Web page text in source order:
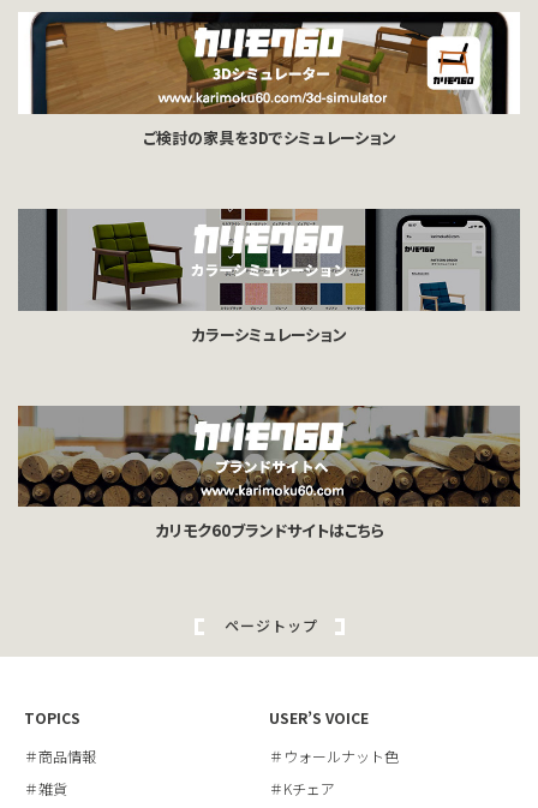
ご検討の家具を3Dでシミュレーション
カラーシミュレーション
カリモク60ブランドサイトはこちら
ページトップ
TOPICS
＃商品情報
＃雑貨
USER’S VOICE
＃ウォールナット色
＃Kチェア